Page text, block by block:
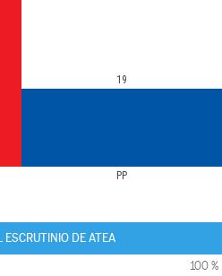
PP
19
ESCRUTINIO DE ATEA
100 %